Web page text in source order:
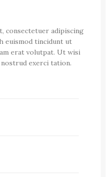
consectetuer adipiscing
euismod tincidunt ut
erat volutpat. Ut wisi
nostrud exerci tation.